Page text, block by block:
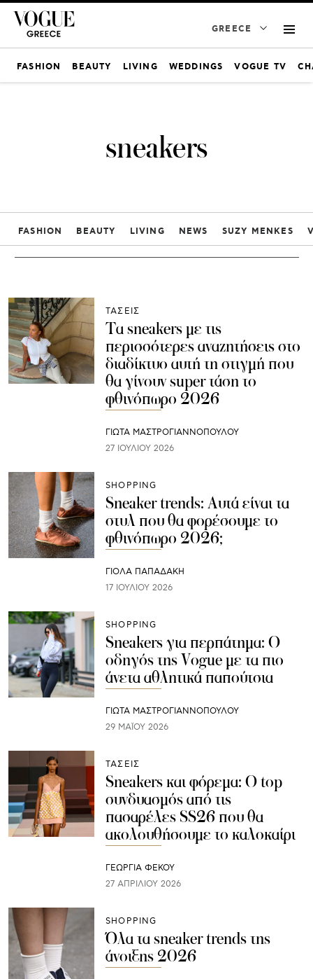
GREECE
FASHION BEAUTY LIVING WEDDINGS VOGUE TV
sneakers
FASHION BEAUTY LIVING NEWS SUZY MENKES
ΤΑΣΕΙΣ
Τα sneakers με τις
περισσότερες αναζητήσεις στο
διαδίκτυο αυτή τη στιγμή που
θα γίνουν super τάση το
φθινόπωρο 2026
ΓΙΩΤΑ ΜΑΣΤΡΟΓΙΑΝΝΟΠΟΥΛΟΥ
27 ΙΟΥΛΊΟΥ 2026
SHOPPING
Sneaker trends: Αυτά είναι τα
στυλ που θα φορέσουμε το
φθινόπωρο 2026;
ΓΙΌΛΑ ΠΑΠΑΔΆΚΗ
17 ΙΟΥΛΊΟΥ 2026
SHOPPING
Sneakers για περπάτημα: Ο
οδηγός της Vogue με τα πιο
άνετα αθλητικά παπούτσια
ΓΙΩΤΑ ΜΑΣΤΡΟΓΙΑΝΝΟΠΟΥΛΟΥ
29 ΜΑΪ́ΟΥ 2026
ΤΑΣΕΙΣ
Sneakers και φόρεμα: Ο top
συνδυασμός από τις
πασαρέλες SS26 που θα
ακολουθήσουμε το καλοκαίρι
ΓΕΩΡΓΙΑ ΦΕΚΟΥ
27 ΑΠΡΙΛΊΟΥ 2026
SHOPPING
Όλα τα sneaker trends της
άνοιξης 2026